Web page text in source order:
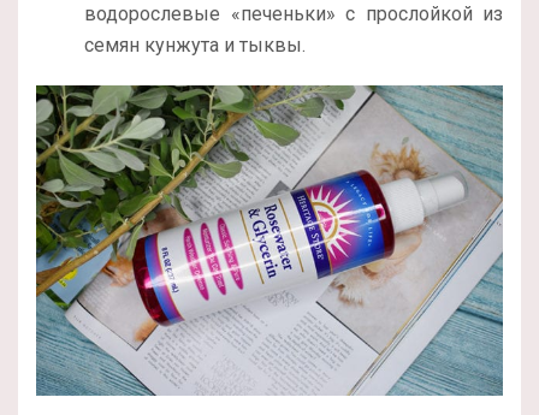
водорослевые «печеньки» с прослойкой из
семян кунжута и тыквы.